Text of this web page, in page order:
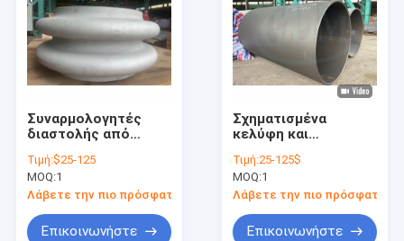
Συναρμολογητές
διαστολής από
κεφαλές για δοχεία
υπό πίεση
Τιμή:$25-125
MOQ:1
Λάβετε την πιο πρόσφατη τιμή
Επικοινωνήστε
Σχηματισμένα
κελύφη και
κεφαλές για δοχεία
διαχωρισμού
Τιμή:25-125$
MOQ:1
Λάβετε την πιο πρόσφατη
Επικοινωνήστε